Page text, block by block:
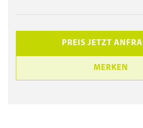
PREIS JETZT
MERKEN